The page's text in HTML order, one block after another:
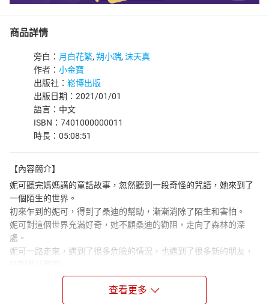
商品詳情
旁白： 月白花繁, 朔小踹, 沫天真
作者： 小金寶
出版社： 崧博出版
出版日期：2021/01/01
語言：中文
ISBN：7401000000011
時長：05:08:51
【內容簡介】
妮可聽完媽媽講的童話故事，忽然聽到一段奇怪的咒語，她來到了
一個陌生的世界。
初來乍到的妮可，得到了桑迪的幫助，漸漸消除了陌生和害怕。
妮可對這個世界充滿好奇，她不顧桑迪的勸阻，走向了森林的深
處。
妮可一路走來，遇到了很多危險的情況，也遇到了很多新的朋友，
火焰世界的冒險開始，她將開啟新的旅程。
查看更多